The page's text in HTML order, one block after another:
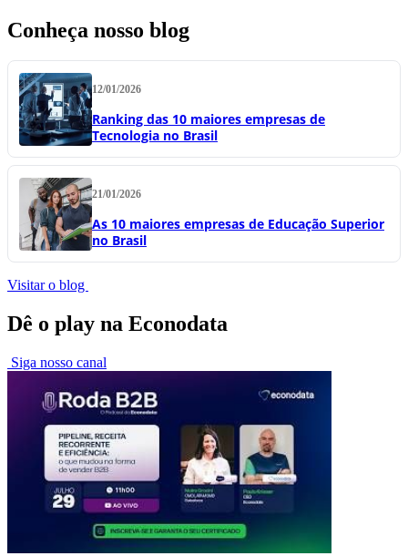
Conheça nosso blog
12/01/2026
Ranking das 10 maiores empresas de
Tecnologia no Brasil
21/01/2026
As 10 maiores empresas de Educação Superior
no Brasil
Visitar o blog
Dê o play na Econodata
Siga nosso canal